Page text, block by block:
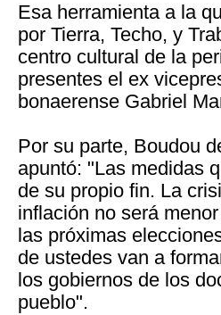
Esa herramienta a la
por Tierra, Techo, y
centro cultural de la
presentes el ex
bonaerense Gabriel
Por su parte, Boudou
apuntó: "Las medidas
de su propio fin. La
inflación no será
las próximas
de ustedes van a
los gobiernos de los
pueblo".